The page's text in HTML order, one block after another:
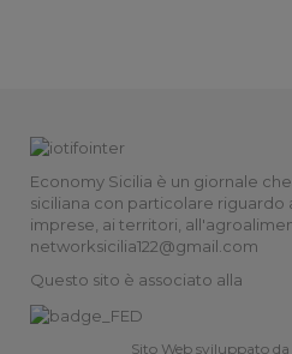
Economy Sicilia è un giornale
siciliana con particolare
imprese, ai territori,
networksicilia122@gmail.com
Questo sito è associato alla
Sito Web sviluppato da